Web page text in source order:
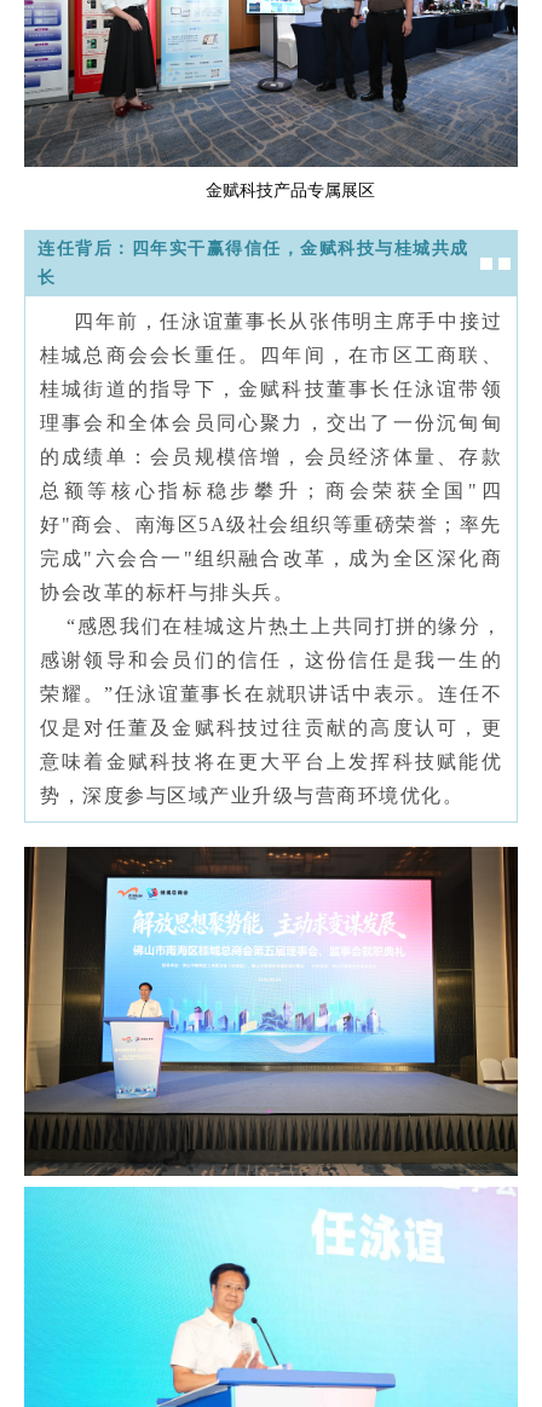
金赋科技产品专属展区
连任背后：四年实干赢得信任，金赋科技与桂城共成
长
四年前，任泳谊董事长从张伟明主席手中接过
桂城总商会会长重任。四年间，在市区工商联、
桂城街道的指导下，金赋科技董事长任泳谊带领
理事会和全体会员同心聚力，交出了一份沉甸甸
的成绩单：会员规模倍增，会员经济体量、存款
总额等核心指标稳步攀升；商会荣获全国"四
好"商会、南海区5A级社会组织等重磅荣誉；率先
完成"六会合一"组织融合改革，成为全区深化商
协会改革的标杆与排头兵。
“感恩我们在桂城这片热土上共同打拼的缘分，
感谢领导和会员们的信任，这份信任是我一生的
荣耀。”任泳谊董事长在就职讲话中表示。连任不
仅是对任董及金赋科技过往贡献的高度认可，更
意味着金赋科技将在更大平台上发挥科技赋能优
势，深度参与区域产业升级与营商环境优化。